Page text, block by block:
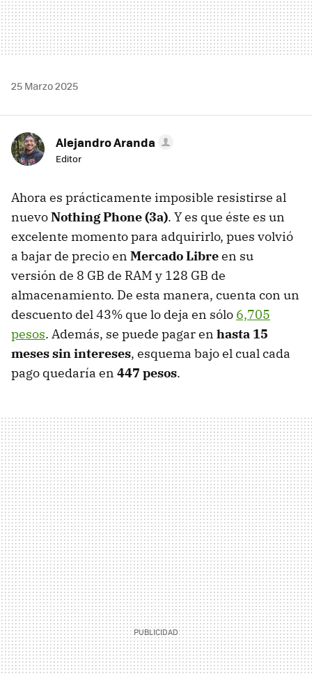
25 Marzo 2025
Alejandro Aranda
Editor
Ahora es prácticamente imposible resistirse al
nuevoNothing Phone (3a). Y es que éste es un
excelente momento para adquirirlo, pues volvió
a bajar de precio en Mercado Libreen su
versión de 8 GB de RAM y 128 GB de
almacenamiento. De esta manera, cuenta con un
descuento del 43% que lo deja en sólo 6,705
pesos. Además, se puede pagar en hasta 15
meses sin intereses, esquema bajo el cual cada
pago quedaría en 447 pesos.